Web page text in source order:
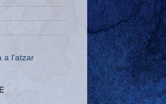
a l'atzar